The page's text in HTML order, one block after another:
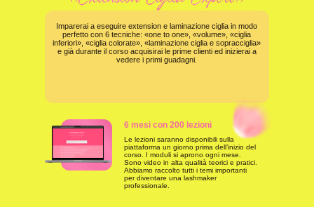
Imparerai a eseguire extension e laminazione ciglia in modo
perfetto con 6 tecniche: «one to one», «volume», «ciglia
inferiori», «ciglia colorate», «laminazione ciglia e sopracciglia»
e già durante il corso acquisirai le prime clienti ed inizierai a
vedere i primi guadagni.
6 mesi con 200 lezioni
Le lezioni saranno disponibili sulla
piattaforma un giorno prima dell’inizio del
corso. I moduli si aprono ogni mese.
Sono video in alta qualità teorici e pratici.
Abbiamo raccolto tutti i temi importanti
per diventare una lashmaker
professionale.